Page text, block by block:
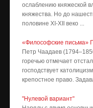
ослаблению княжеской
княжества. Но до
половине XI-XII веко ...
«Философские письма»
Петр Чаадаев
горечью отмечает
господствует
крепостное право.
"Нулевой вариант"